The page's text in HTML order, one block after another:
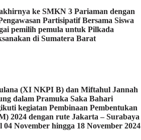
ke SMKN 3 Pariaman dengan
Partisipatif Bersama Siswa
pemilih pemula untuk Pilkada
di Sumatera Barat
(XI NKPI B) dan Miftahul Jannah
dalam Pramuka Saka Bahari
kegiatan Pembinaan Pembentukan
2024 dengan rute Jakarta – Surabaya
04 November hingga 18 November 2024